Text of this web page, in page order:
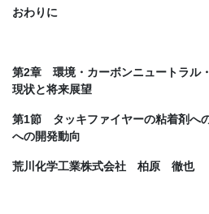
おわりに
第2章 環境・カーボンニュートラル
現状と将来展望
第1節 タッキファイヤーの粘着剤へ
への開発動向
荒川化学工業株式会社 柏原 徹也